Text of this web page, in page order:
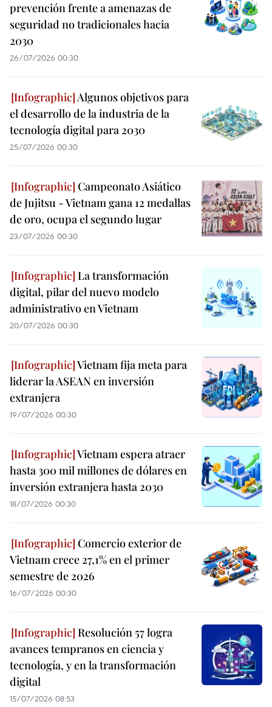
prevención frente a amenazas de
seguridad no tradicionales hacia
2030
26/07/2026 00:30
Algunos objetivos para
el desarrollo de la industria de la
tecnología digital para 2030
25/07/2026 00:30
Campeonato Asiático
de Jujitsu - Vietnam gana 12 medallas
de oro, ocupa el segundo lugar
23/07/2026 00:30
La transformación
digital, pilar del nuevo modelo
administrativo en Vietnam
20/07/2026 00:30
Vietnam fija meta para
liderar la ASEAN en inversión
extranjera
19/07/2026 00:30
Vietnam espera atraer
hasta 300 mil millones de dólares en
inversión extranjera hasta 2030
18/07/2026 00:30
Comercio exterior de
Vietnam crece 27,1% en el primer
semestre de 2026
16/07/2026 00:30
Resolución 57 logra
avances tempranos en ciencia y
tecnología, y en la transformación
digital
15/07/2026 08:53